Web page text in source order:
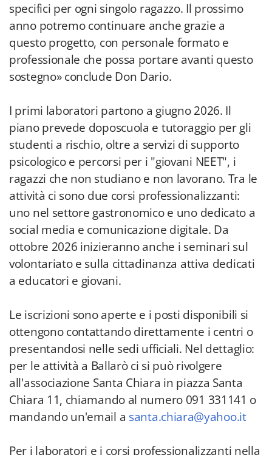
specifici per ogni singolo ragazzo. Il prossimo
anno potremo continuare anche grazie a
questo progetto, con personale formato e
professionale che possa portare avanti questo
sostegno» conclude Don Dario.
I primi laboratori partono a giugno 2026. Il
piano prevede doposcuola e tutoraggio per gli
studenti a rischio, oltre a servizi di supporto
psicologico e percorsi per i "giovani NEET", i
ragazzi che non studiano e non lavorano. Tra le
attività ci sono due corsi professionalizzanti:
uno nel settore gastronomico e uno dedicato a
social media e comunicazione digitale. Da
ottobre 2026 inizieranno anche i seminari sul
volontariato e sulla cittadinanza attiva dedicati
a educatori e giovani.
Le iscrizioni sono aperte e i posti disponibili si
ottengono contattando direttamente i centri o
presentandosi nelle sedi ufficiali. Nel dettaglio:
per le attività a Ballarò ci si può rivolgere
all'associazione Santa Chiara in piazza Santa
Chiara 11, chiamando al numero 091 331141 o
mandando un'email a santa.chiara@yahoo.it
Per i laboratori e i corsi professionalizzanti nella